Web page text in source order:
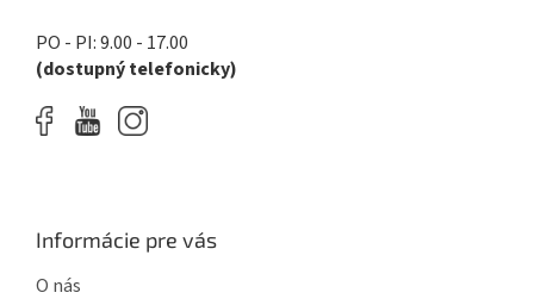
PO - PI: 9.00 - 17.00
(dostupný telefonicky)
Informácie pre vás
O nás